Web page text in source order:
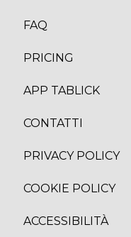
FAQ
PRICING
APP TABLICK
CONTATTI
PRIVACY POLICY
COOKIE POLICY
ACCESSIBILITÀ